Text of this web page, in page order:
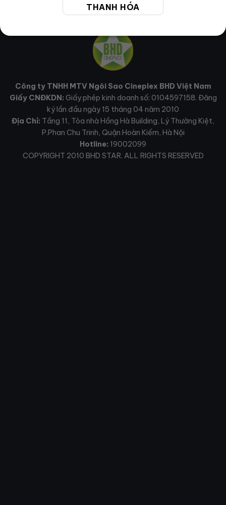
THANH HÓA
Công ty TNHH MTV Ngôi Sao Cineplex BHD Việt Nam
Giấy CNĐKDN: Giấy phép kinh doanh số: 0104597158. Đăng
ký lần đầu ngày 15 tháng 04 năm 2010
Địa Chỉ: Tầng 11, Tòa nhà Hồng Hà Building, Lý Thường Kiệt,
P.Phan Chu Trinh, Quận Hoàn Kiếm, Hà Nội
Hotline: 19002099
COPYRIGHT 2010 BHD STAR. ALL RIGHTS RESERVED